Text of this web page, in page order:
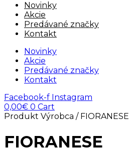
Novinky
Akcie
Predávané značky
Kontakt
Novinky
Akcie
Predávané značky
Kontakt
Facebook-f Instagram
0,00€ 0 Cart
Produkt Výrobca / FIORANESE
FIORANESE